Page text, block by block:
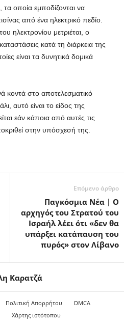
οποία εμποδίζονται να
από ένα ηλεκτρικό πεδίο.
ηλεκτρονίου μετριέται, ο
κατά τη διάρκεια της
είναι τα δυνητικά δομικά
κοντά στο αποτελεσματικό
αυτό είναι το είδος της
εάν κάποια από αυτές τις
στην υπόσχεσή της.
Επόμενο άρθρο
Παγκόσμια Νέα | Ο
αρχηγός του Στρατού του
Ισραήλ λέει ότι «δεν θα
υπάρξει κατάπαυση του
πυρός» στον Λίβανο
Καρατζά
Πολιτική Απορρήτου
DMCA
Χάρτης ιστότοπου